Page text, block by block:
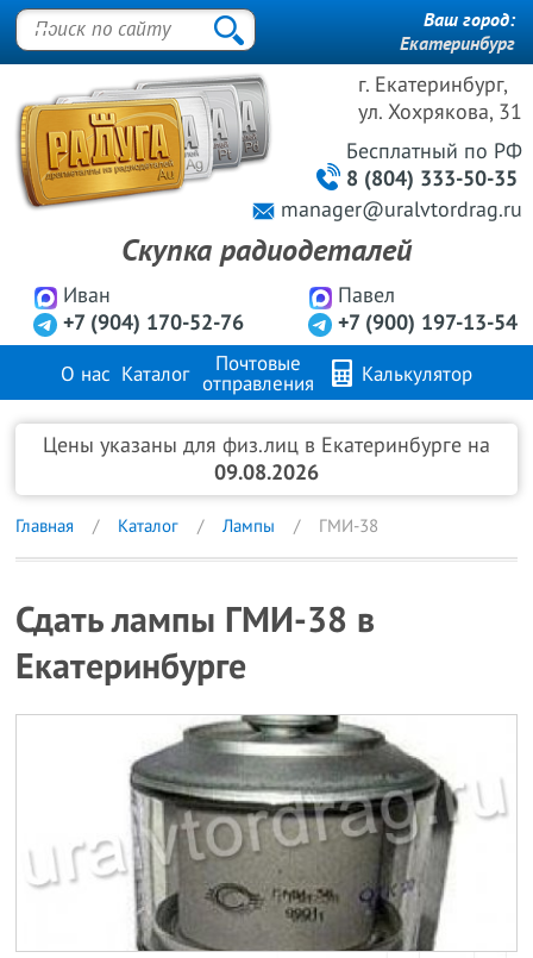
г. Екатеринбург,
ул. Хохрякова, 31
Иван
+7 (904) 170-52-76
Павел
+7 (900) 197-13-54
Бесплатный по РФ
8 (804) 333-50-35
manager@uralvtordrag.ru
Скупка радиодеталей
Ваш город:
Екатеринбург
О нас Каталог
Почтовые
отправления
Калькулятор
Продажа металлов FAQ Контакты
Цены указаны для физ.лиц в Екатеринбурге на
09.08.2026
Главная Каталог Лампы ГМИ-38
Сдать лампы ГМИ-38 в
Екатеринбурге